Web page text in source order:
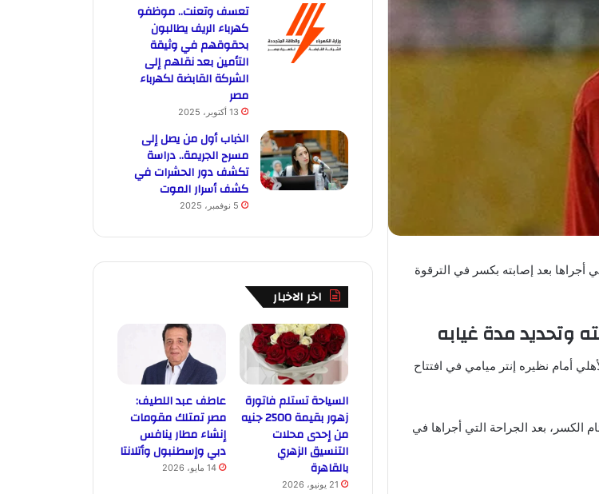
بعد إصابته بكسر في الترقوة
وتحديد مدة غيابه
أمام نظيره إنتر ميامي في افتتاح
الكسر، بعد الجراحة التي أجراها في
تعسف وتعنت.. موظفو
كهرباء الريف يطالبون
بحقوقهم في وثيقة
التأمين بعد نقلهم إلى
الشركة القابضة لكهرباء
مصر
13 أكتوبر، 2025
الذباب أول من يصل إلى
مسرح الجريمة.. دراسة
تكشف دور الحشرات في
كشف أسرار الموت
5 نوفمبر، 2025
اخر الاخبار
السياحة تستلم فاتورة
زهور بقيمة 2500 جنيه
من إحدى محلات
التنسيق الزهري
بالقاهرة
21 يونيو، 2026
عاطف عبد اللطيف:
مصر تمتلك مقومات
إنشاء مطار ينافس
دبي وإسطنبول وأتلانتا
14 مايو، 2026